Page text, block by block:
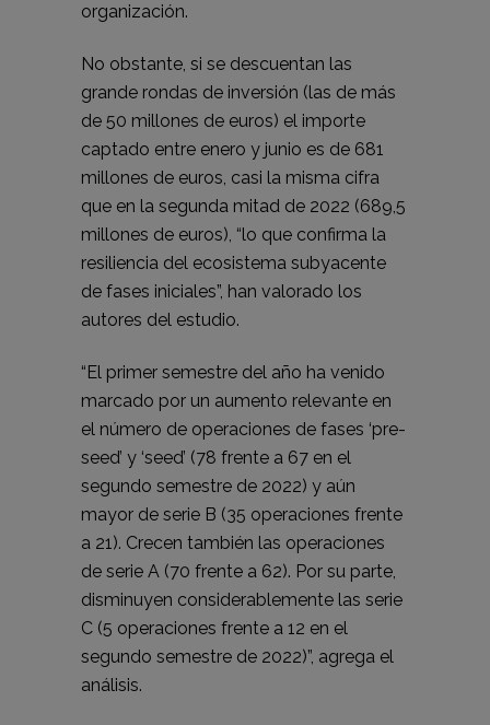
organización.
No obstante, si se descuentan las
grande rondas de inversión (las de más
de 50 millones de euros) el importe
captado entre enero y junio es de 681
millones de euros, casi la misma cifra
que en la segunda mitad de 2022 (689,5
millones de euros), “lo que confirma la
resiliencia del ecosistema subyacente
de fases iniciales”, han valorado los
autores del estudio.
“El primer semestre del año ha venido
marcado por un aumento relevante en
el número de operaciones de fases ‘pre-
seed’ y ‘seed’ (78 frente a 67 en el
segundo semestre de 2022) y aún
mayor de serie B (35 operaciones frente
a 21). Crecen también las operaciones
de serie A (70 frente a 62). Por su parte,
disminuyen considerablemente las serie
C (5 operaciones frente a 12 en el
segundo semestre de 2022)”, agrega el
análisis.